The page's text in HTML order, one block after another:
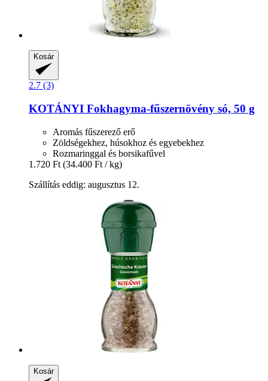
Kosár
2.7 (3)
KOTÁNYI Fokhagyma-​fűszernövény só, 50 g
Aromás fűszerező erő
Zöldségekhez, húsokhoz és egyebekhez
Rozmaringgal és borsikafűvel
1.720 Ft (34.400 Ft / kg)
Szállítás eddig: augusztus 12.
Kosár